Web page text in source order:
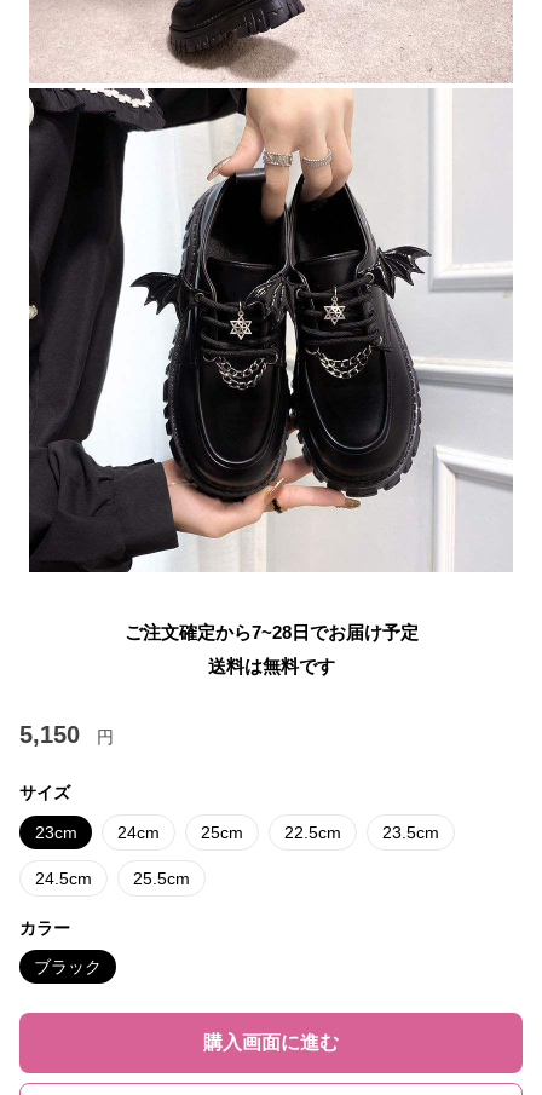
ご注文確定から7~28日でお届け予定
送料は無料です
5,150 円
サイズ
23cm 24cm 25cm 22.5cm 23.5cm
24.5cm 25.5cm
カラー
ブラック
購入画面に進む